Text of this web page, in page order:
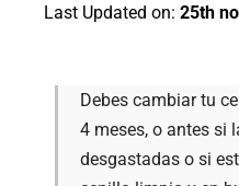
Last Updated on: 25th
Debes cambiar tu
4 meses, o antes si
desgastadas o si